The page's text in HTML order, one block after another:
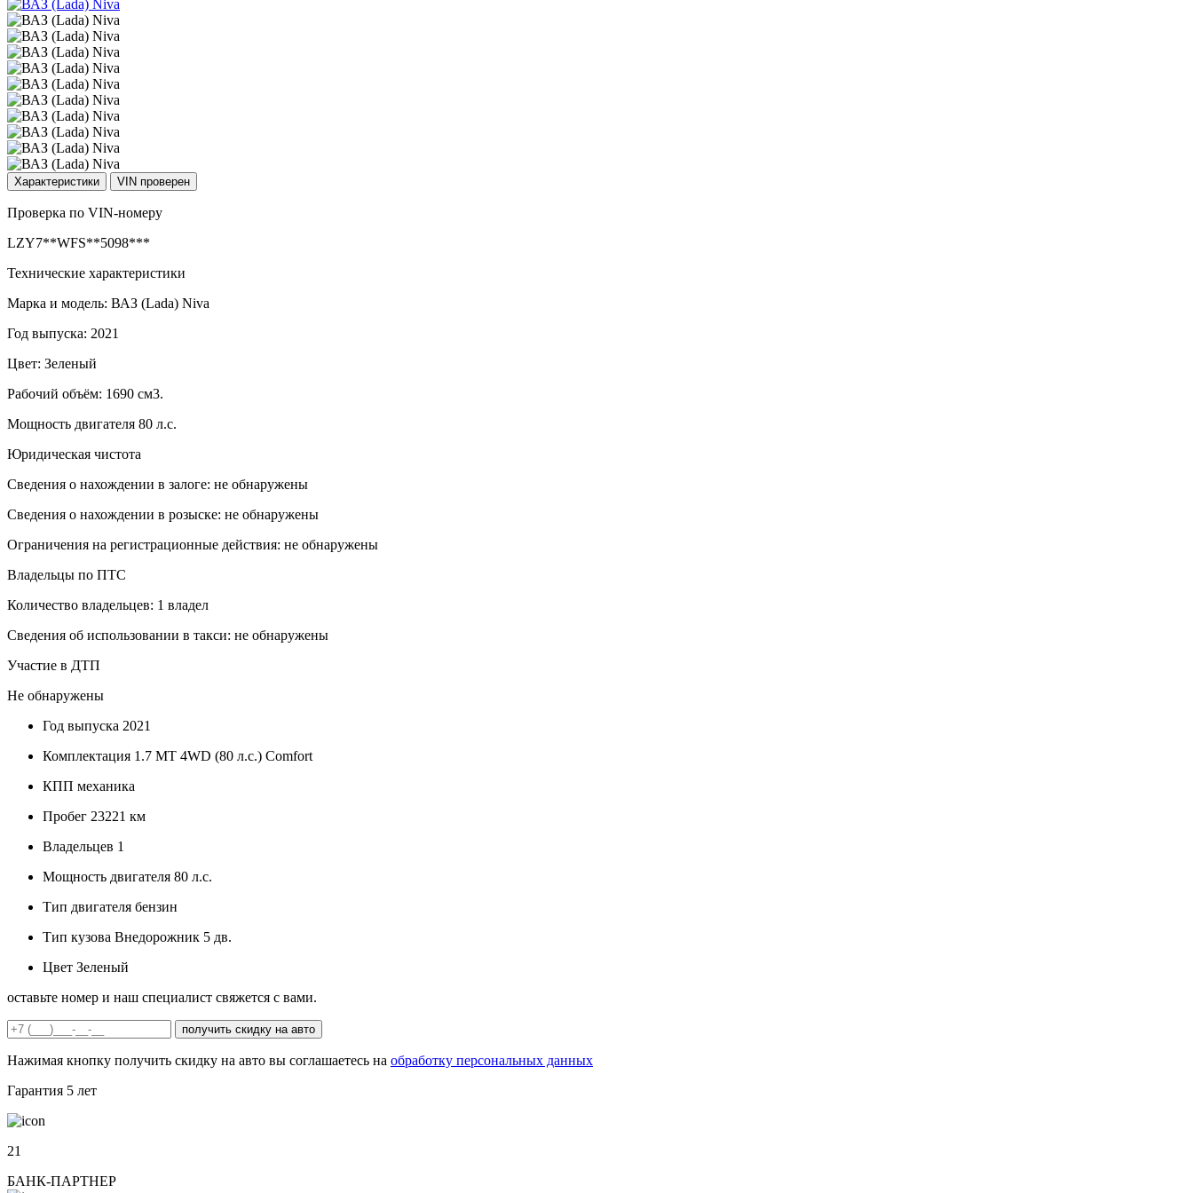
Характеристики VIN проверен
Проверка по VIN-номеру
LZY7**WFS**5098***
Технические характеристики
Марка и модель: ВАЗ (Lada) Niva
Год выпуска: 2021
Цвет: Зеленый
Рабочий объём: 1690 см3.
Мощность двигателя 80 л.с.
Юридическая чистота
Сведения о нахождении в залоге: не обнаружены
Сведения о нахождении в розыске: не обнаружены
Ограничения на регистрационные действия: не обнаружены
Владельцы по ПТС
Количество владельцев: 1 владел
Сведения об использовании в такси: не обнаружены
Участие в ДТП
Не обнаружены
Год выпуска 2021
Комплектация 1.7 MT 4WD (80 л.с.) Comfort
КПП механика
Пробег 23221 км
Владельцев 1
Мощность двигателя 80 л.с.
Тип двигателя бензин
Тип кузова Внедорожник 5 дв.
Цвет Зеленый
оставьте номер и наш специалист свяжется с вами.
получить скидку на авто
Нажимая кнопку получить скидку на авто вы соглашаетесь на обработку персональных данных
Гарантия 5 лет
21
БАНК-ПАРТНЕР